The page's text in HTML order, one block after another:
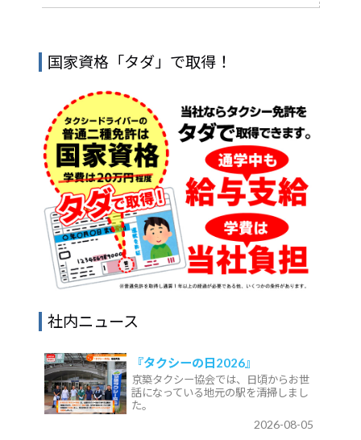
国家資格「タダ」で取得！
社内ニュース
『タクシーの日2026』
京築タクシー協会では、日頃からお世
話になっている地元の駅を清掃しまし
た。
2026-08-05